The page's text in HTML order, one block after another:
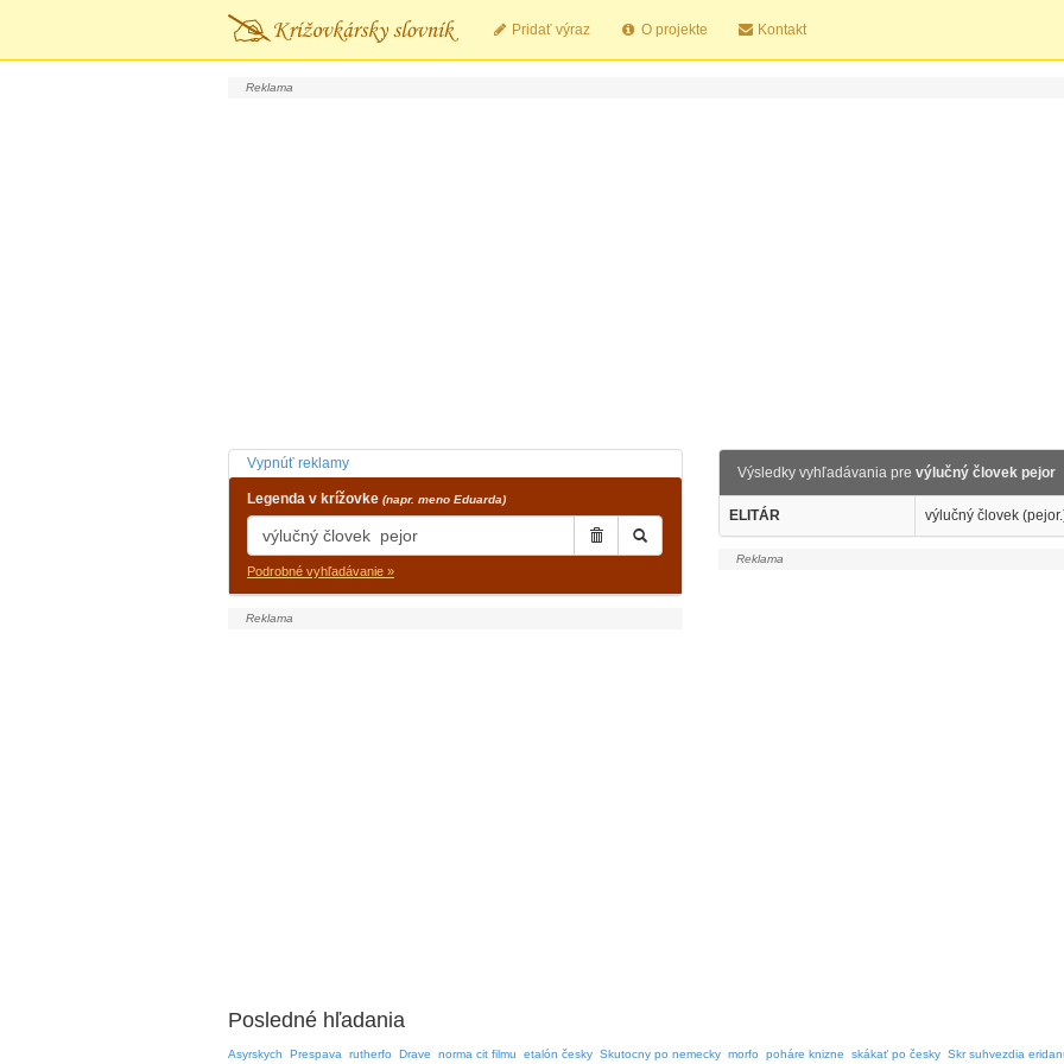
Pridať výraz O projekte Kontakt
Vypnúť reklamy
Legenda v krížovke (napr. meno Eduarda)
Podrobné vyhľadávanie »
Výsledky vyhľadávania pre výlučný človek pejor
ELITÁR výlučný človek
Posledné hľadania
Asyrskych Prespava rutherfo Drave norma cit filmu etalón česky Skutocny po nemecky morfo poháre knizne skákať po česky Skr suhvezdia